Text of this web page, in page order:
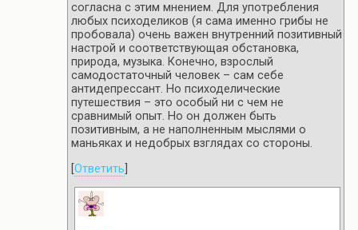
согласна с этим мнением. Для употребления
любых психоделиков (я сама именно грибы не
пробовала) очень важен внутренний позитивный
настрой и соответствующая обстановка,
природа, музыка. Конечно, взрослый
самодостаточный человек – сам себе
антидепрессант. Но психоделические
путешествия – это особый ни с чем не
сравнимый опыт. Но он должен быть
позитивным, а не наполненным мыслями о
маньяках и недобрых взглядах со стороны.
Ответить